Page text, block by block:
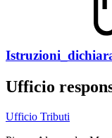
Ufficio
Ufficio Tributi